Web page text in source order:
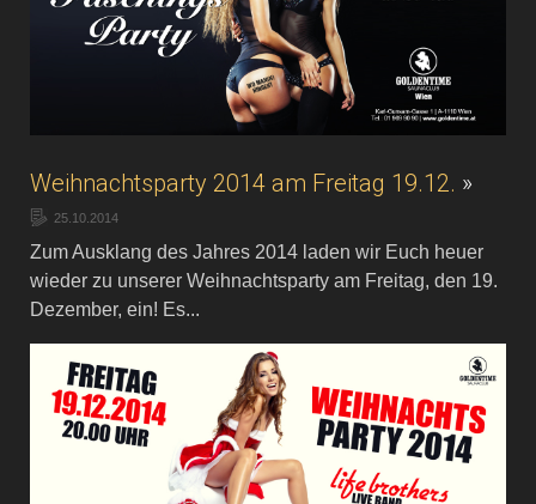
Weihnachtsparty 2014 am Freitag 19.12. »
25.10.2014
Zum Ausklang des Jahres 2014 laden wir Euch heuer
wieder zu unserer Weihnachtsparty am Freitag, den 19.
Dezember, ein! Es...